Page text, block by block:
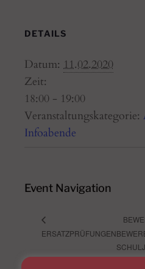
DETAILS
Datum: 11.02.2020
Zeit:
18:00 - 19:00
Veranstaltungskategorie:
Infoabende
Event Navigation
ERSATZPRÜFUNGEN